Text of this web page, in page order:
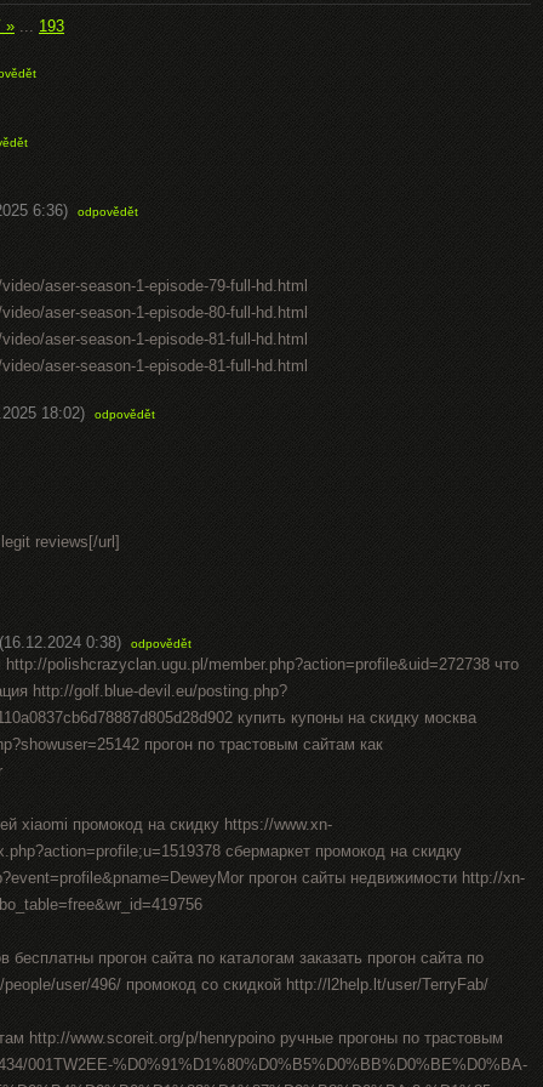
» ... 193
6:36) odpovědět
aser-season-1-episode-79-full-hd.html
aser-season-1-episode-80-full-hd.html
aser-season-1-episode-81-full-hd.html
aser-season-1-episode-81-full-hd.html
18:02) odpovědět
reviews[/url]
(16.12.2024 0:38) odpovědět
polishcrazyclan.ugu.pl/member.php?action=profile&uid=272738 что
http://golf.blue-devil.eu/posting.php?
купить купоны на скидку москва
прогон по трастовым сайтам как
xiaomi промокод на скидку https://www.xn-
сбермаркет промокод на скидку
прогон сайты недвижимости http://xn-
бесплатны прогон сайта по каталогам заказать прогон сайта по
user/496/ промокод со скидкой http://l2help.lt/user/TerryFab/
http://www.scoreit.org/p/henrypoino ручные прогоны по трастовым
001TW2EE-%D0%91%D1%80%D0%B5%D0%BB%D0%BE%D0%BA-